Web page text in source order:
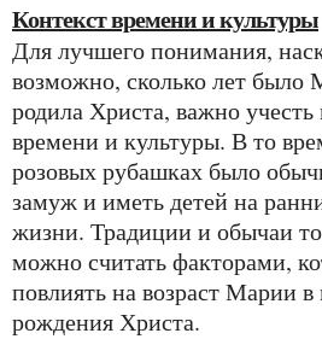
Контекст времени и культуры
Для лучшего понимания, насколько это
возможно, сколько лет было
родила Христа, важно учесть
времени и культуры. В то
розовых рубашках было
замуж и иметь детей на
жизни. Традиции и обычаи
можно считать факторами,
повлиять на возраст Марии
рождения Христа.